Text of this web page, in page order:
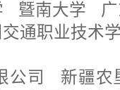
曁南大学
通职业技术
公司 新疆